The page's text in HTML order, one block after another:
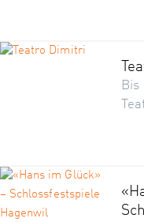
Bis